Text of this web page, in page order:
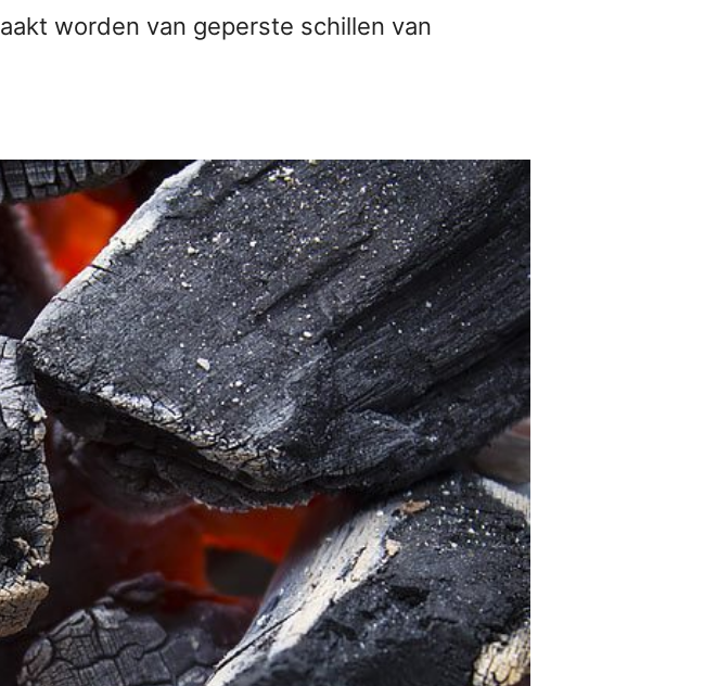
worden van geperste schillen van